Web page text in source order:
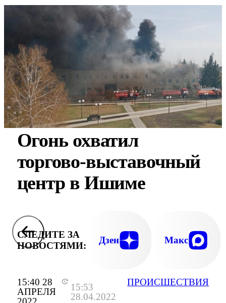
15:40 28
АПРЕЛЯ
15:53
28.04.2022
ПРОИСШЕСТВИЯ
Огонь охватил
торгово-выставочный
центр в Ишиме
СЛЕДИТЕ ЗА
НОВОСТЯМИ:
Дзен Макс